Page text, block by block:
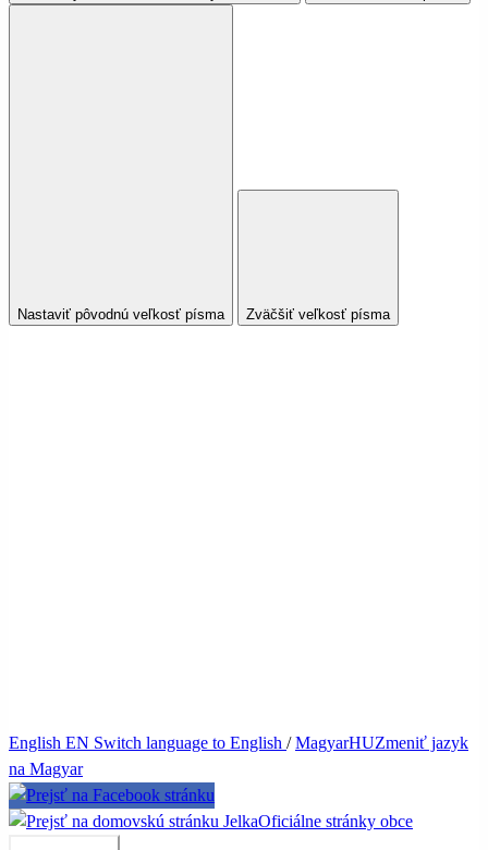
Nastaviť pôvodnú veľkosť písma Zväčšiť veľkosť písma
English EN Switch language to English /MagyarHUZmeniť jazyk
na Magyar
JelkaOficiálne stránky obce